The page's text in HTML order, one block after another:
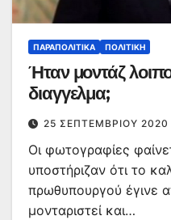
ΠΑΡΑΠΟΛΙΤΙΚΆ ΠΟΛΙΤΙΚΉ
Ήταν μοντάζ
διαγγελμα;
25 ΣΕΠΤΕΜΒΡΊΟΥ 2020
Οι φωτογραφίες
υποστήριζαν ότι το
πρωθυπουργού έγινε
μονταριστεί και…